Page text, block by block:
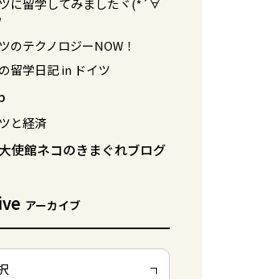
に留学してみましたヾ(*´∀
のテクノロジーNOW！
留学日記 in ドイツ
と経済
使館ネコのきまぐれブログ
アーカイブ